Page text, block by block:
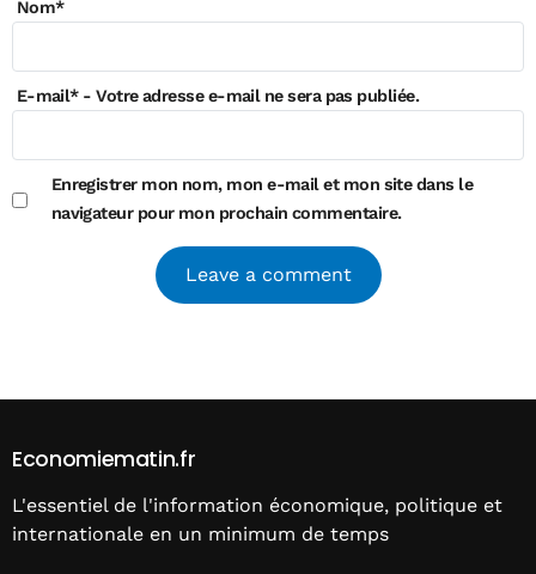
Nom*
E-mail*- Votre adresse e-mail ne sera pas publiée.
Enregistrer mon nom, mon e-mail et mon site dans le
navigateur pour mon prochain commentaire.
Economiematin.fr
L'essentiel de l'information économique, politique et
internationale en un minimum de temps